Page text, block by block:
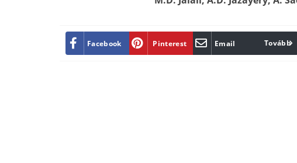
Facebook Pinterest Email Print
Tovább